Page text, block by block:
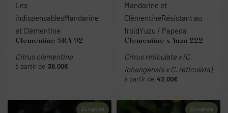
Les
indispensablesMandarine
et Clémentine
Clementine SRA 92
Citrus clementina
38.00€
Mandarine et
ClémentineRésistant au
froidYuzu / Papeda
Clementine x Yuzu 222
Citrus reticulata x (C.
ichangensis x C. reticulata)
42.00€
En rupture En rupture